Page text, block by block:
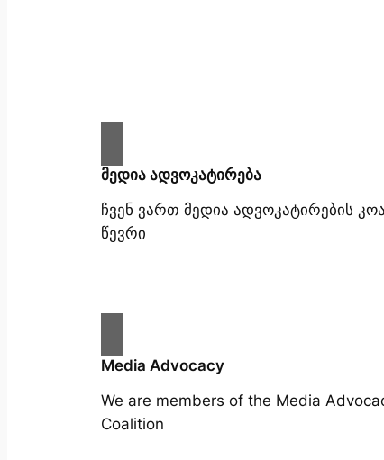
მედია ადვოკატირება
ჩვენ ვართ მედია ადვოკატირების
წევრი
Media Advocacy
We are members of the Media
Coalition